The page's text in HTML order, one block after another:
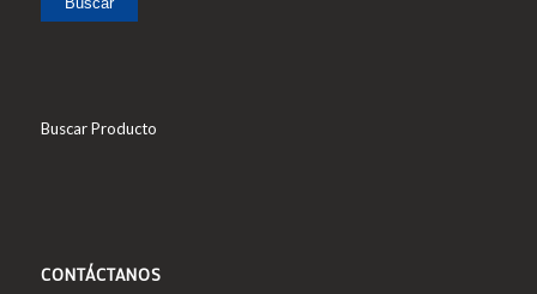
Buscar Producto
CONTÁCTANOS